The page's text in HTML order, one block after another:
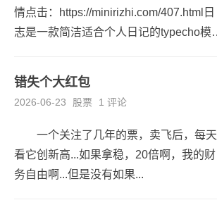
情点击：https://minirizhi.com/407.html日
志是一款简洁适合个人日记的typecho模
错失个大红包
2026-06-23 股票 1 评论
一个关注了几年的票，卖飞后，每天
看它创新高...如果拿稳，20倍啊，我的财
务自由啊...但是没有如果...